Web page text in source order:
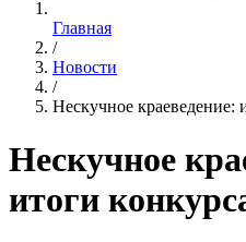
Главная
/
Новости
/
Нескучное краеведение:
Нескучное
итоги